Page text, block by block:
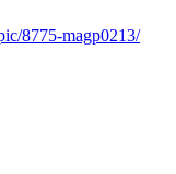
8775-magp0213/